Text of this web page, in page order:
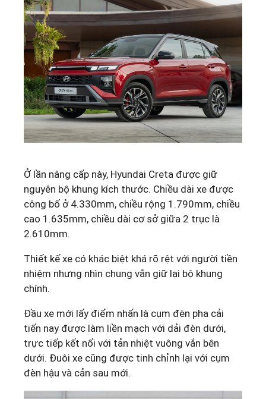
Ở lần nâng cấp này, Hyundai Creta được giữ
nguyên bộ khung kích thước. Chiều dài xe được
công bố ở 4.330mm, chiều rộng 1.790mm, chiều
cao 1.635mm, chiều dài cơ sở giữa 2 trục là
2.610mm.
Thiết kế xe có khác biệt khá rõ rệt với người tiền
nhiệm nhưng nhìn chung vẫn giữ lại bộ khung
chính.
Đầu xe mới lấy điểm nhấn là cụm đèn pha cải
tiến nay được làm liền mạch với dải đèn dưới,
trực tiếp kết nối với tản nhiệt vuông vắn bên
dưới. Đuôi xe cũng được tinh chỉnh lại với cụm
đèn hậu và cản sau mới.